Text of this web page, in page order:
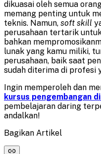
dikuasai oleh semua
memang penting untuk
teknis. Namun, soft skill
perusahaan tertarik
bahkan
lunak yang kamu miliki,
perusahaan, baik saat
sudah diterima di profesi
Ingin memperoleh dan
kursus pengembangan
pembelajaran daring
andalkan!
Bagikan Artikel